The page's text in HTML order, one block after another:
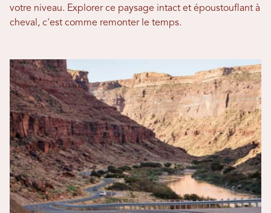
votre niveau. Explorer ce paysage intact et époustouflant à
cheval, c'est comme remonter le temps.